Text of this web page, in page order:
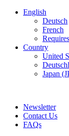
English
Deutsch
French
Country
United
Japan
Newsletter
Contact Us
FAQs